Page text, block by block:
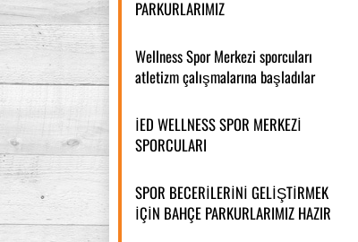
PARKURLARIMIZ
Wellness Spor Merkezi sporcuları
atletizm çalışmalarına başladılar
İED WELLNESS SPOR MERKEZİ
SPORCULARI
SPOR BECERİLERİNİ GELİŞTİRMEK
İÇİN BAHÇE PARKURLARIMIZ HAZIR